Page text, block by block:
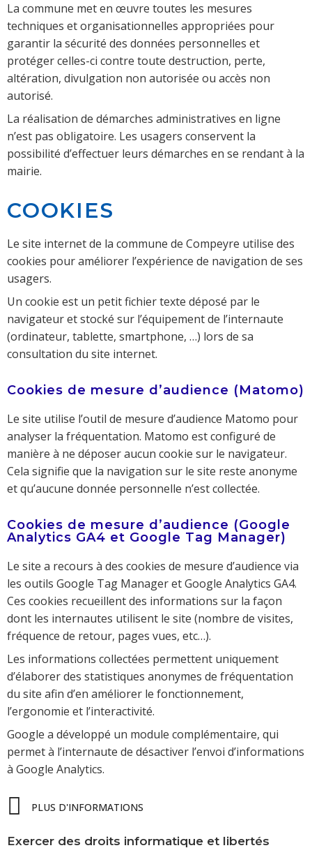
La commune met en œuvre toutes les mesures
techniques et organisationnelles appropriées pour
garantir la sécurité des données personnelles et
protéger celles-ci contre toute destruction, perte,
altération, divulgation non autorisée ou accès non
autorisé.
La réalisation de démarches administratives en ligne
n’est pas obligatoire. Les usagers conservent la
possibilité d’effectuer leurs démarches en se rendant à la
mairie.
COOKIES
Le site internet de la commune de Compeyre utilise des
cookies pour améliorer l’expérience de navigation de ses
usagers.
Un cookie est un petit fichier texte déposé par le
navigateur et stocké sur l’équipement de l’internaute
(ordinateur, tablette, smartphone, …) lors de sa
consultation du site internet.
Cookies de mesure d’audience (Matomo)
Le site utilise l’outil de mesure d’audience Matomo pour
analyser la fréquentation. Matomo est configuré de
manière à ne déposer aucun cookie sur le navigateur.
Cela signifie que la navigation sur le site reste anonyme
et qu’aucune donnée personnelle n’est collectée.
Cookies de mesure d’audience (Google
Analytics GA4 et Google Tag Manager)
Le site a recours à des cookies de mesure d’audience via
les outils Google Tag Manager et Google Analytics GA4.
Ces cookies recueillent des informations sur la façon
dont les internautes utilisent le site (nombre de visites,
fréquence de retour, pages vues, etc…).
Les informations collectées permettent uniquement
d’élaborer des statistiques anonymes de fréquentation
du site afin d’en améliorer le fonctionnement,
l’ergonomie et l’interactivité.
Google a développé un module complémentaire, qui
permet à l’internaute de désactiver l’envoi d’informations
à Google Analytics.
PLUS D'INFORMATIONS
Exercer des droits informatique et libertés